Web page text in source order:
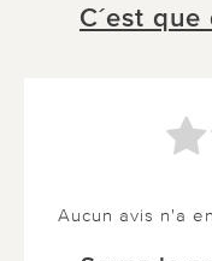
C´est
Aucun avis n'a